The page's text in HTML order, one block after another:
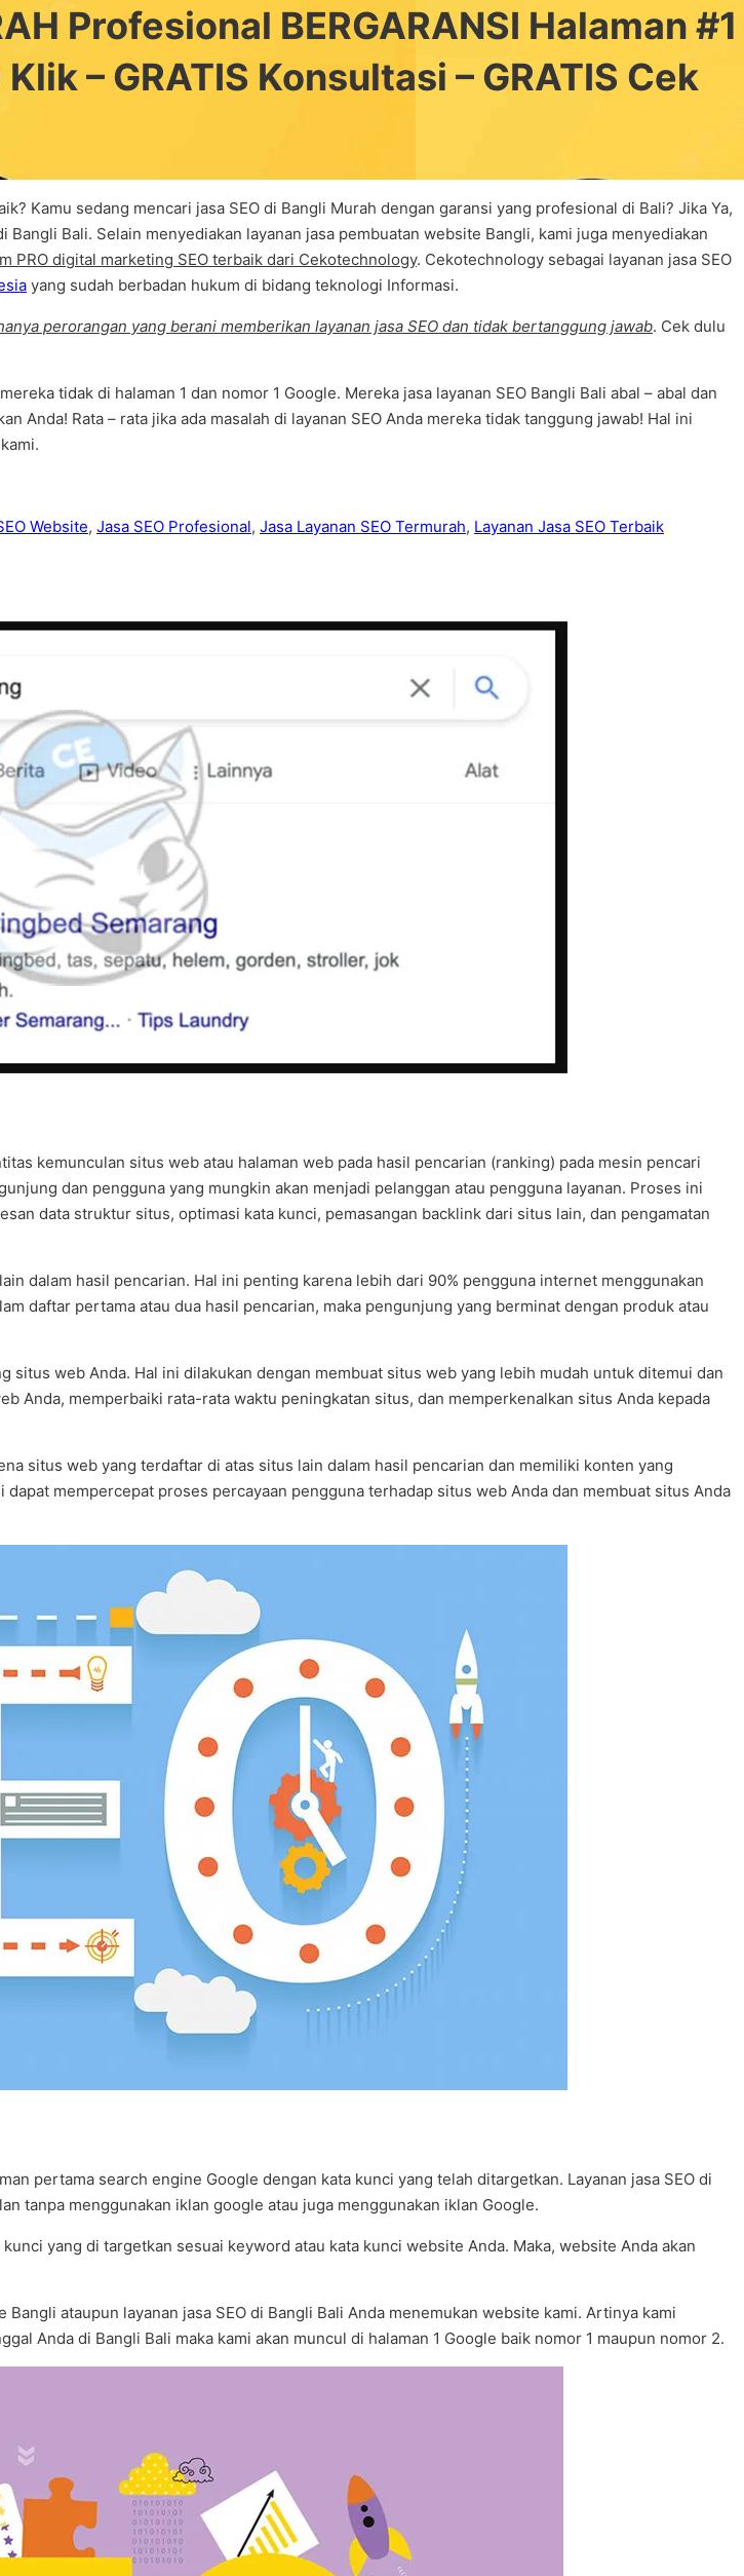
Profesional BERGARANSI Halaman #1
– GRATIS Konsultasi – GRATIS Cek
Kamu sedang mencari jasa SEO di Bangli Murah dengan garansi yang profesional di Bali? Jika Ya,
Bali. Selain menyediakan layanan jasa pembuatan website Bangli, kami juga menyediakan
PRO digital marketing SEO terbaik dari Cekotechnology. Cekotechnology sebagai layanan jasa SEO
yang sudah berbadan hukum di bidang teknologi Informasi.
perorangan yang berani memberikan layanan jasa SEO dan tidak bertanggung jawab. Cek dulu
tidak di halaman 1 dan nomor 1 Google. Mereka jasa layanan SEO Bangli Bali abal – abal dan
Rata – rata jika ada masalah di layanan SEO Anda mereka tidak tanggung jawab! Hal ini
Website, Jasa SEO Profesional, Jasa Layanan SEO Termurah, Layanan Jasa SEO Terbaik
kemunculan situs web atau halaman web pada hasil pencarian (ranking) pada mesin pencari
dan pengguna yang mungkin akan menjadi pelanggan atau pengguna layanan. Proses ini
data struktur situs, optimasi kata kunci, pemasangan backlink dari situs lain, dan pengamatan
dalam hasil pencarian. Hal ini penting karena lebih dari 90% pengguna internet menggunakan
daftar pertama atau dua hasil pencarian, maka pengunjung yang berminat dengan produk atau
web Anda. Hal ini dilakukan dengan membuat situs web yang lebih mudah untuk ditemui dan
Anda, memperbaiki rata-rata waktu peningkatan situs, dan memperkenalkan situs Anda kepada
situs web yang terdaftar di atas situs lain dalam hasil pencarian dan memiliki konten yang
mempercepat proses percayaan pengguna terhadap situs web Anda dan membuat situs Anda
pertama search engine Google dengan kata kunci yang telah ditargetkan. Layanan jasa SEO di
tanpa menggunakan iklan google atau juga menggunakan iklan Google.
yang di targetkan sesuai keyword atau kata kunci website Anda. Maka, website Anda akan
ataupun layanan jasa SEO di Bangli Bali Anda menemukan website kami. Artinya kami
Anda di Bangli Bali maka kami akan muncul di halaman 1 Google baik nomor 1 maupun nomor 2.